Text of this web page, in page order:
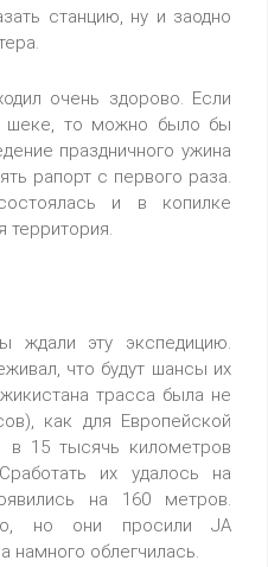
станцию, ну и заодно
очень здорово. Если
шеке, то можно было бы
праздничного ужина
рапорт с первого раза.
и в копилке
территория.
ждали эту экспедицию.
что будут шансы их
трасса была не
как для Европейской
в 15 тысячь километров
их удалось на
на 160 метров.
но они просили JA
намного облегчилась.